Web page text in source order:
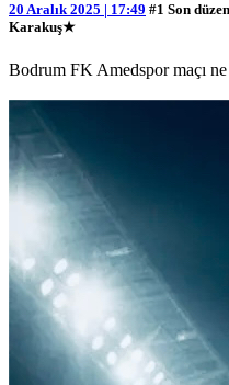
20 Aralık 2025 | 17:49 #1 Son
Karakuş★
Bodrum FK Amedspor maçı